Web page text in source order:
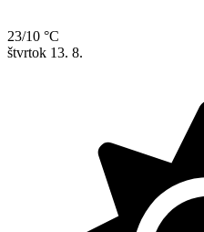
23/10 °C
štvrtok 13. 8.